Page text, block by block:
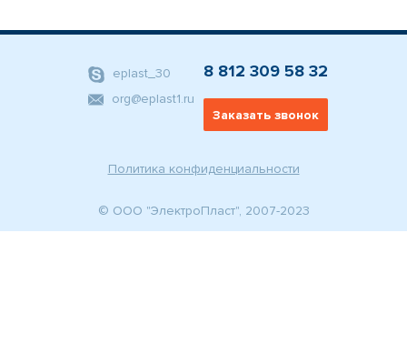
Политика конфиденциальности
eplast_30
org@eplast1.ru
8 812 309 58 32
Заказать звонок
© ООО "ЭлектроПласт", 2007-2023